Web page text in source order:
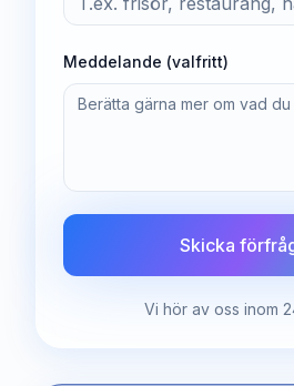
Meddelande (valfritt)
Skicka
Vi hör av oss inom